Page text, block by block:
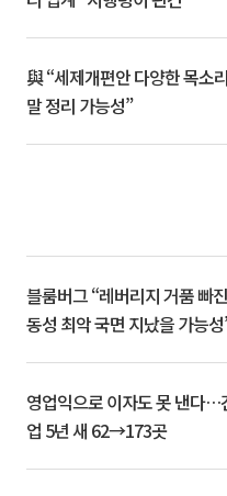
與 “세제개편안 다양한 목소
말 정리 가능성”
블룸버그 “레버리지 거품 빠
동성 최악 국면 지났을 가능
영업익으로 이자도 못 낸다…
업 5년 새 62→173곳